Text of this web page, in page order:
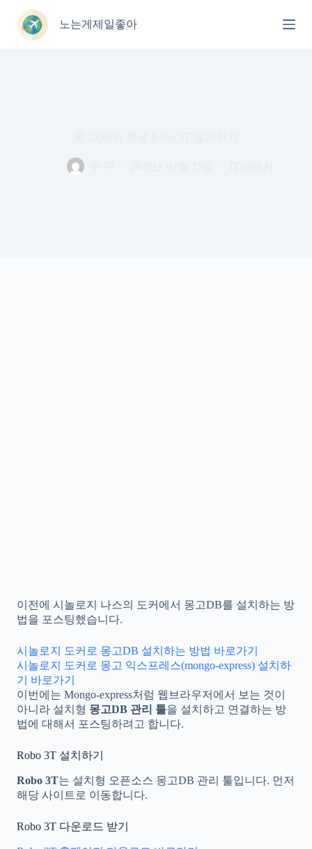
노는게제일좋아
이전에 시놀로지 나스의 도커에서 몽고DB를 설치하는 방
법을 포스팅했습니다.
시놀로지 도커로 몽고DB 설치하는 방법 바로가기
시놀로지 도커로 몽고 익스프레스(mongo-express) 설치하
기 바로가기
이번에는 Mongo-express처럼 웹브라우저에서 보는 것이
아니라 설치형 몽고DB 관리 툴을 설치하고 연결하는 방
법에 대해서 포스팅하려고 합니다.
Robo 3T 설치하기
Robo 3T는 설치형 오픈소스 몽고DB 관리 툴입니다. 먼저
해당 사이트로 이동합니다.
Robo 3T 다운로드 받기